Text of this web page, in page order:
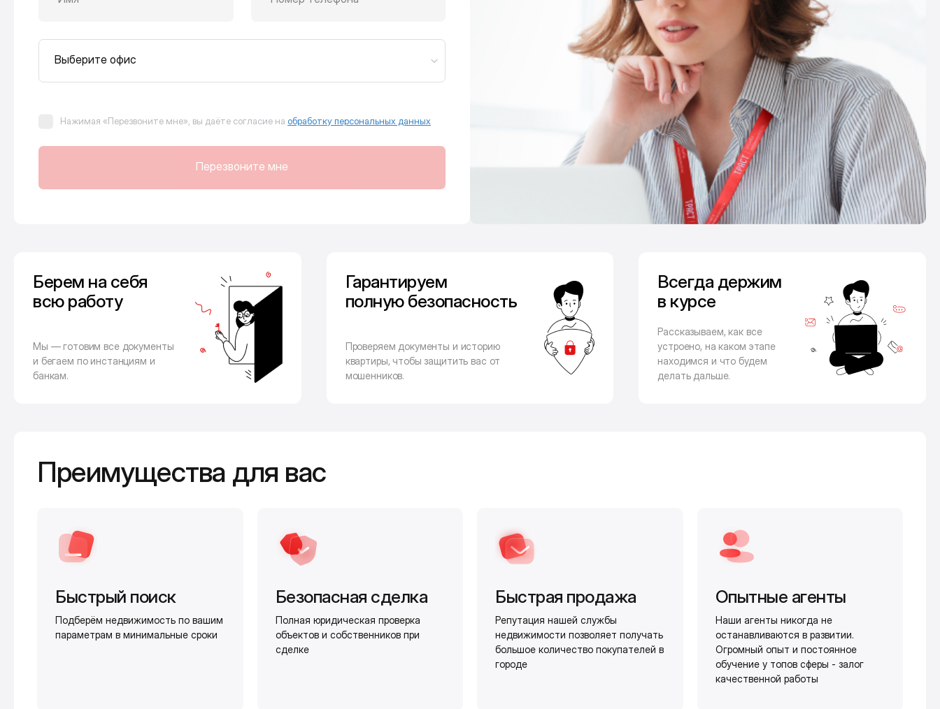
Выберите офис
Нажимая «Перезвоните мне», вы даёте согласие на обработку персональных данных
Перезвоните мне
Берем на себя
всю работу
Мы — готовим все документы
и бегаем по инстанциям и
банкам.
Гарантируем
полную безопасность
Проверяем документы и историю
квартиры, чтобы защитить вас от
мошенников.
Всегда держим
в курсе
Рассказываем, как все
устроено, на каком этапе
находимся и что будем
делать дальше.
Преимущества для вас
Быстрый поиск
Подберём недвижимость по вашим
параметрам в минимальные сроки
Безопасная сделка
Полная юридическая проверка
объектов и собственников при
сделке
Быстрая продажа
Репутация нашей службы
недвижимости позволяет получать
большое количество покупателей в
городе
Опытные агенты
Наши агенты никогда не
останавливаются в развитии.
Огромный опыт и постоянное
обучение у топов сферы - залог
качественной работы